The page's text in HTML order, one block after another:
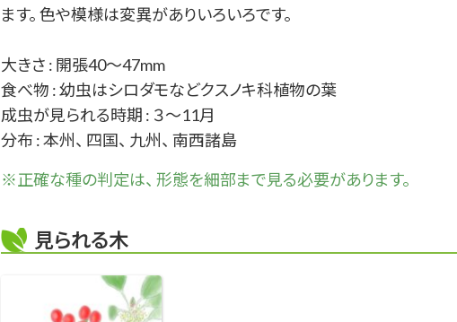
ます。 色や模様は変異がありいろいろです。
大きさ : 開張40～47mm
食べ物 : 幼虫はシロダモなどクスノキ科植物の葉
成虫が見られる時期 : ３～11月
分布 : 本州、 四国、 九州、 南西諸島
※正確な種の判定は、 形態を細部まで見る必要があります。
見られる木